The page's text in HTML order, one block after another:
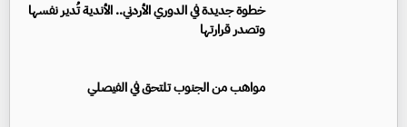
خطوة جديدة في الدوري الأردني.. الأندية تُدير نفسها
وتصدر قرارتها
مواهب من الجنوب تلتحق في الفيصلي